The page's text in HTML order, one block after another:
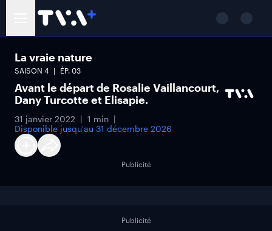
La vraie nature
SAISON 4 ÉP. 03
Avant le départ de Rosalie Vaillancourt,
Dany Turcotte et Elisapie.
31 janvier 2022
1 min
Disponible jusqu'au 31 décembre 2026
Publicité
Publicité